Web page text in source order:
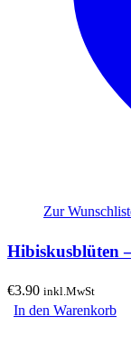
Zur
Hibiskusblüten
€3.90 inkl.MwSt
In den Warenkorb